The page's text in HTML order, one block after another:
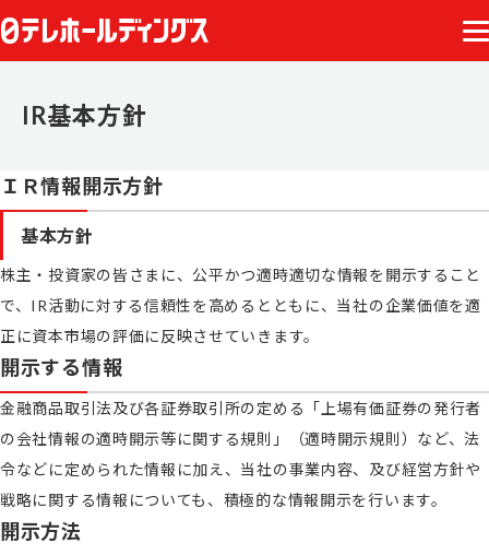
IR基本方針
ＩＲ情報開示方針
基本方針
株主・投資家の皆さまに、公平かつ適時適切な情報を開示すること
で、IR活動に対する信頼性を高めるとともに、当社の企業価値を適
正に資本市場の評価に反映させていきます。
開示する情報
金融商品取引法及び各証券取引所の定める「上場有価証券の発行者
の会社情報の適時開示等に関する規則」（適時開示規則）など、法
令などに定められた情報に加え、当社の事業内容、及び経営方針や
戦略に関する情報についても、積極的な情報開示を行います。
開示方法